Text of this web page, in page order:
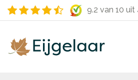
9.2 van 10 uit